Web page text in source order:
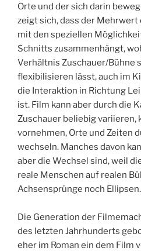
Orte und der sich darin
zeigt sich, dass der
mit den speziellen
Schnitts zusammenhängt,
Verhältnis Zuschauer/Bühne
flexibilisieren lässt, auch im
die Interaktion in Richtung
ist. Film kann aber durch die
Zuschauer beliebig variieren,
vornehmen, Orte und Zeiten
wechseln. Manches davon
aber die Wechsel sind, weil
reale Menschen auf realen
Achsensprünge noch Ellipsen.
Die Generation der
des letzten Jahrhunderts
eher im Roman ein dem Film